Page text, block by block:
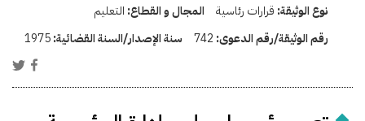
نوع الوثيقة: قرارات رئاسية المجال و القطاع: التعليم
رقم الوثيقة/رقم الدعوى: 742 سنة الإصدار/السنة القضائية:1975